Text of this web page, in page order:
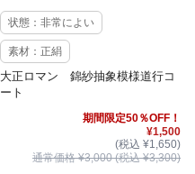
状態：非常によい
素材：正絹
大正ロマン 錦紗抽象模様道行コ
ート
期間限定50％OFF！
¥1,500
(税込 ¥1,650)
通常価格 ¥3,000 (税込 ¥3,300)